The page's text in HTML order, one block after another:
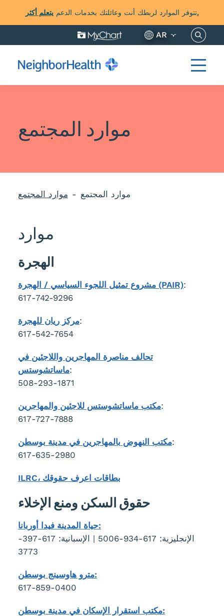
تتوفر الموارد لربطك أنت وعائلتك بخدمات الدعميتعلم أكثر.
AR هنا
موارد المجتمع
موارد المجتمع موارد المجتمع
موارد
مشروع تمثيل اللجوء السياسي / الهجرة (PAIR):
617-742-9296
مركز ريان للهجرة:
617-542-7654
تحالف مناصرة المهاجرين واللاجئين في
ماساتشوستس:
508-293-1871
مكتب ماساتشوستس للاجئين والمهاجرين:
617-727-7888
مكتب النهوض بالمهاجرين في مدينة بوسطن:
617-635-2980
ILRC، بطاقات اعرف حقوقك
حقوق السكن ومنع الإخلاء
حياة المدينة فيدا أوربانا:
الإنجليزية: 617-934-5006 | الإسبانية: 617-397-
3773
مترو هاوسينج بوسطن:
617-859-0400
مكتب استقرار الإسكان في مدينة بوسطن: